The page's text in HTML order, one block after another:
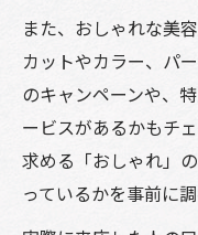
また、おしゃれな美
カットやカラー、パ
のキャンペーンや、
ービスがあるかもチ
求める「おしゃれ」
っているかを事前に